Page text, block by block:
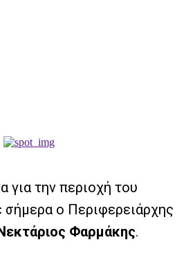
για την περιοχή του
σήμερα ο Περιφερειάρχης
Φαρμάκης.